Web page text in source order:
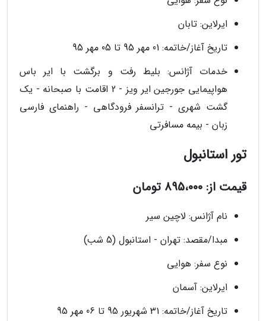
ایرلاین: تابان
تاریخ آغاز/خاتمه: 01 مهر 95 تا 05 مهر 95
خدمات آژانس: بلیط رفت و برگشت با ایر باس
هواپیمایی جورجین ایر ویز - 2 اقامت با صبحانه - یک
گشت شهری - ترانسفر فرودگاهی - راهنمای فارسی
زبان - بیمه مسافرتی
تور استانبول
قیمت از: 895،000 تومان
نام آژانس: لاچین سیر
مبدا/مقصد: تهران - استانبول (5 شب)
نوع سفر: هوایی
ایرلاین: آسمان
تاریخ آغاز/خاتمه: 31 شهریور 95 تا 06 مهر 95